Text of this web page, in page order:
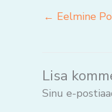
← Eelmine
Lisa
Sinu e-